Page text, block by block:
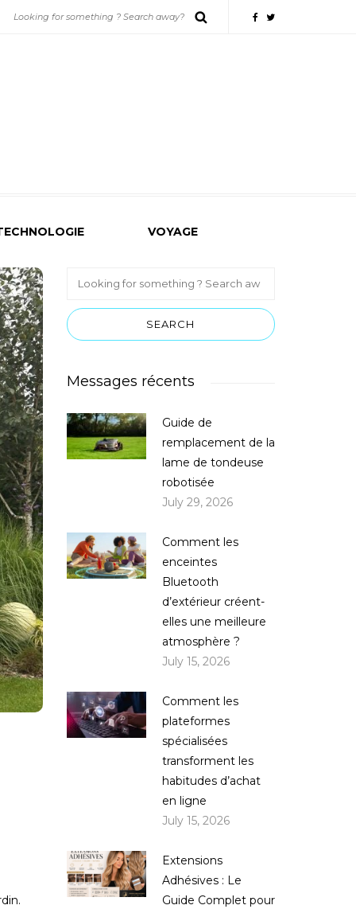
VOYAGE
Messages récents
Guide de
remplacement de la
lame de tondeuse
robotisée
July 29, 2026
Comment les
enceintes
Bluetooth
d’extérieur créent-
elles une meilleure
atmosphère ?
July 15, 2026
Comment les
plateformes
spécialisées
transforment les
habitudes d’achat
en ligne
July 15, 2026
Extensions
Adhésives : Le
Guide Complet pour